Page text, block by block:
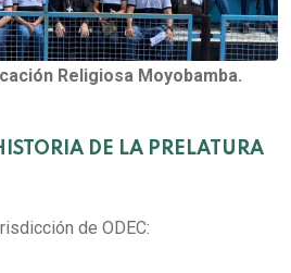
Religiosa Moyobamba.
DE LA PRELATURA
de ODEC: